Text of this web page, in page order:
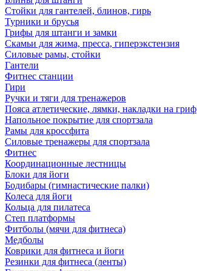
Стойки для гантелей, блинов, гирь
Турники и брусья
Грифы для штанги и замки
Скамьи для жима, пресса, гиперэкстензия
Силовые рамы, стойки
Гантели
Фитнес станции
Гири
Ручки и тяги для тренажеров
Пояса атлетические, лямки, накладки на гриф
Напольное покрытие для спортзала
Рамы для кроссфита
Силовые тренажеры для спортзала
Фитнес
Координационные лестницы
Блоки для йоги
Бодибары (гимнастические палки)
Колеса для йоги
Кольца для пилатеса
Степ платформы
Фитболы (мячи для фитнеса)
Медболы
Коврики для фитнеса и йоги
Резинки для фитнеса (ленты)